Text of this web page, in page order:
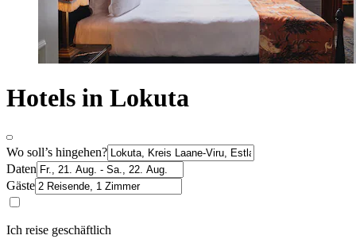
Hotels in Lokuta
Wo soll’s hingehen?
Daten
Gäste
Ich reise geschäftlich